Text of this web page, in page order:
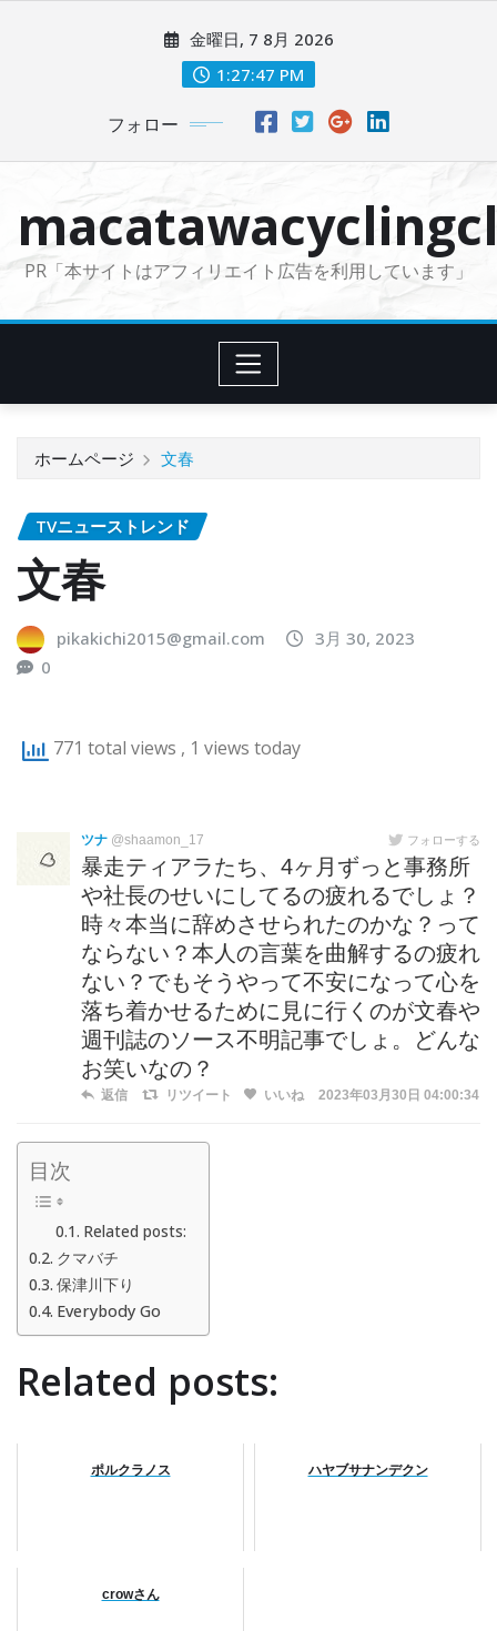
に
金曜日, 7 8月 2026
1:27:49 PM
フォロー
PR「本サイトはアフィリエイト広告を利用しています」
ホームページ 文春
TVニューストレンド
文春
pikakichi2015@gmail.com
3月 30, 2023
0
771 total views , 1 views today
ツナ @shaamon_17 フォローする
暴走ティアラたち、4ヶ月ずっと事務所
や社長のせいにしてるの疲れるでしょ？
時々本当に辞めさせられたのかな？って
ならない？本人の言葉を曲解するの疲れ
ない？でもそうやって不安になって心を
落ち着かせるために見に行くのが文春や
週刊誌のソース不明記事でしょ。どんな
お笑いなの？
返信 リツイート いいね 2023年03月30日 04:00:34
目次
Related posts:
クマバチ
保津川下り
Everybody Go
Related posts:
ポルクラノス ハヤブサナンデクン
crowさん